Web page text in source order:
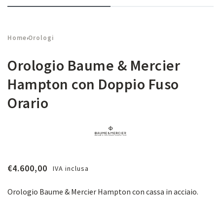
Home›Orologi
Orologio Baume & Mercier
Hampton con Doppio Fuso
Orario
€4.600,00 IVA inclusa
Orologio Baume & Mercier Hampton con cassa in acciaio.